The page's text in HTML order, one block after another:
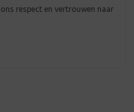
respect en vertrouwen naar